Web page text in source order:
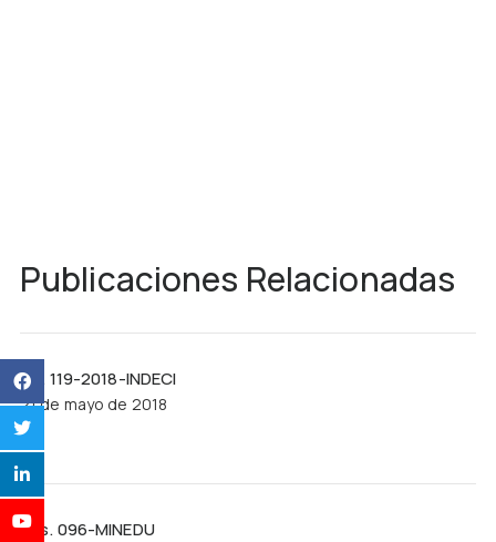
Publicaciones Relacionadas
R.J. 119-2018-INDECI
21 de mayo de 2018
Res. 096-MINEDU